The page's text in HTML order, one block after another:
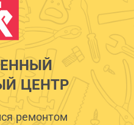
ЦЕНТР
ремонтом